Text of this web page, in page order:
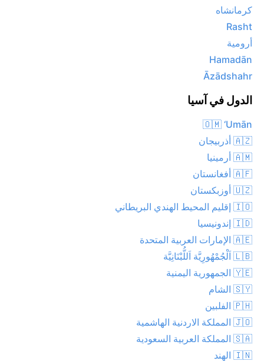
كرمانشاه
Rasht
أرومية
Hamadān
Āzādshahr
الدول في آسيا
🇴🇲 ‘Umān
🇦🇿 أذربيجان
🇦🇲 أرمينيا
🇦🇫 أفغانستان
🇺🇿 أوزبكستان
🇮🇴 إقليم المحيط الهندي البريطاني
🇮🇩 إندونيسيا
🇦🇪 الإمارات العربية المتحدة
🇱🇧 اَلْجُمْهُورِيَّة اَللُّبْنَانِيَّة
🇾🇪 الجمهورية اليمنية
🇸🇾 الشام
🇵🇭 الفلبين
🇯🇴 المملكة الاردنية الهاشمية
🇸🇦 المملكة العربية السعودية
🇮🇳 الهند